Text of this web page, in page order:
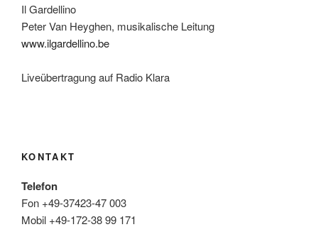
Il Gardellino
Peter Van Heyghen, musikalische Leitung
www.ilgardellino.be
Liveübertragung auf Radio Klara
KONTAKT
Telefon
Fon +49-37423-47 003
Mobil +49-172-38 99 171